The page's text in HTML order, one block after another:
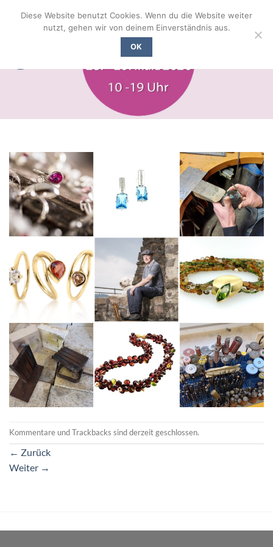
Inhalt
Kommentare und Trackbacks sind derzeit geschlossen.
← Zurück
Weiter →
Diese Website benutzt Cookies. Wenn du die Website weiter
nutzt, gehen wir von deinem Einverständnis aus.
OK